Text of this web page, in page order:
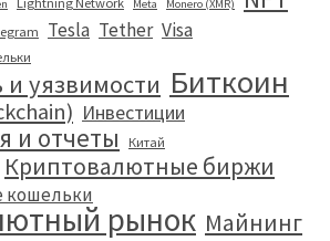
Meta Monero (XMR)
Tesla Tether Visa
и уязвимости Биткоин
Инвестиции
и отчеты
Китай
Криптовалютные биржи
рынок Майнинг